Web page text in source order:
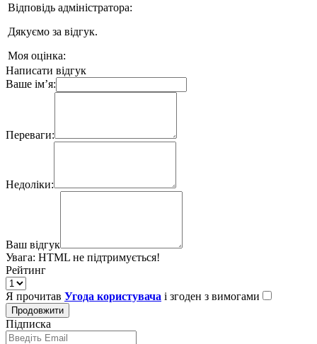
Відповідь адміністратора:
Дякуємо за відгук.
Моя оцінка:
Написати відгук
Ваше ім’я:
Переваги:
Недоліки:
Ваш відгук
Увага: HTML не підтримується!
Рейтинг
Я прочитав Угода користувача і згоден з вимогами
Продовжити
Підписка